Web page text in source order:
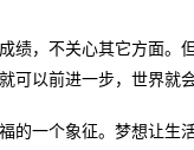
绩，不关心其它方面。
可以前进一步，世界就
的一个象征。梦想让生